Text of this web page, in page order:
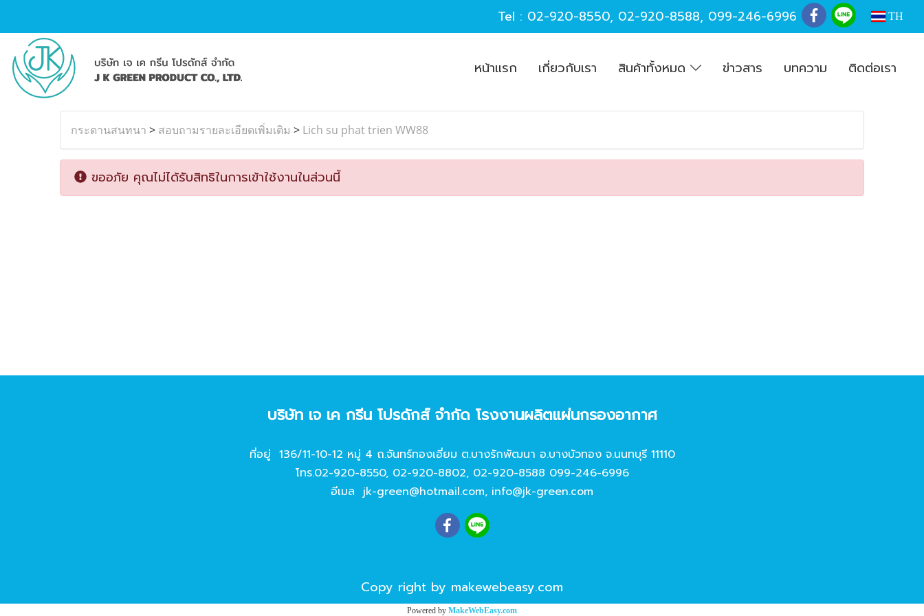
Tel : 02-920-8550, 02-920-8588, 099-246-6996 TH
หน้าแรก เกี่ยวกับเรา สินค้าทั้งหมด ข่าวสาร บทความ ติดต่อเรา
กระดานสนทนา > สอบถามรายละเอียดเพิ่มเติม > Lich su phat trien WW88
ขออภัย คุณไม่ได้รับสิทธิในการเข้าใช้งานในส่วนนี้
บริษัท เจ เค กรีน โปรดักส์ จํากัด โรงงานผลิตแผ่นกรองอากาศ
ที่อยู่ 136/11-10-12 หมู่ 4 ถ.จันทร์ทองเอี่ยม ต.บางรักพัฒนา อ.บางบัวทอง จ.นนทบุรี 11110
โทร.02-920-8550, 02-920-8802, 02-920-8588 099-246-6996
อีเมล jk-green@hotmail.com, info@jk-green.com
Copy right by makewebeasy.com
Powered by MakeWebEasy.com